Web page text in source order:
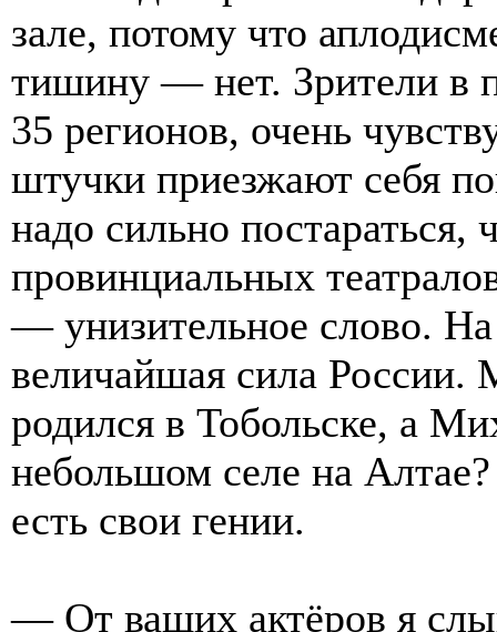
зале, потому что
тишину — нет. Зрители в
35 регионов, очень
штучки приезжают себя
надо сильно постараться,
провинциальных
— унизительное слово.
величайшая сила России.
родился в Тобольске, а
небольшом селе на
есть свои гении.
— От ваших актёров я